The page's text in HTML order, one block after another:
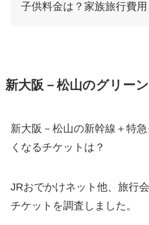
子供料金は？家族旅行費用
新大阪－松山のグリー
新大阪－松山の新幹線＋特
くなるチケットは？
JRおでかけネット他、旅行
チケットを調査しました。